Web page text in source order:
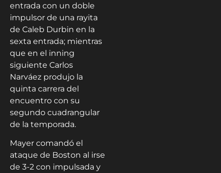
entrada con un doble
impulsor de una rayita
de Caleb Durbin en la
sexta entrada; mientras
que en el inning
siguiente Carlos
Narváez produjo la
quinta carrera del
encuentro con su
segundo cuadrangular
de la temporada.
Mayer comandó el
ataque de Boston al irse
de 3-2 con impulsada y